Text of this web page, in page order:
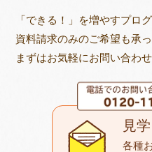
「できる！」を増やすプロ
資料請求のみのご希望も承っ
まずはお気軽にお問い合わせ
見
各種